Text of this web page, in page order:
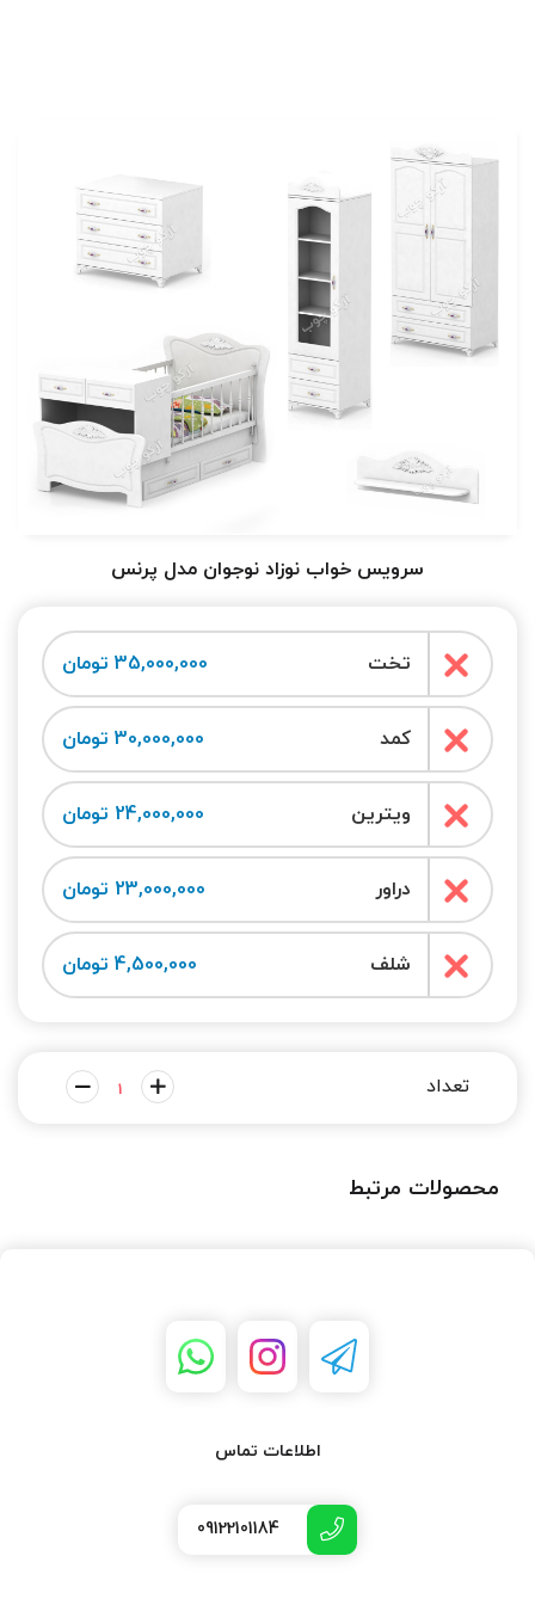
سرویس خواب نوزاد نوجوان مدل پرنس
تخت 35,000,000 تومان
کمد 30,000,000 تومان
ویترین 24,000,000 تومان
دراور 23,000,000 تومان
شلف 4,500,000 تومان
محصولات مرتبط
اطلاعات تماس
09122101184